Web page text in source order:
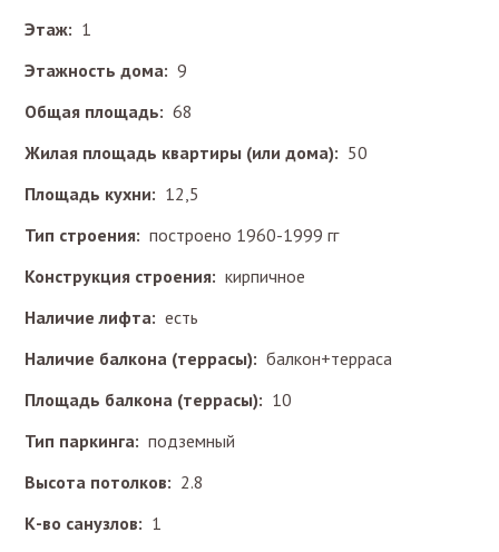
Этаж: 1
Этажность дома: 9
Общая площадь: 68
Жилая площадь квартиры (или дома): 50
Площадь кухни: 12,5
Тип строения: построено 1960-1999 гг
Конструкция строения: кирпичное
Наличие лифта: есть
Наличие балкона (террасы): балкон+терраса
Площадь балкона (террасы): 10
Тип паркинга: подземный
Высота потолков: 2.8
К-во санузлов: 1